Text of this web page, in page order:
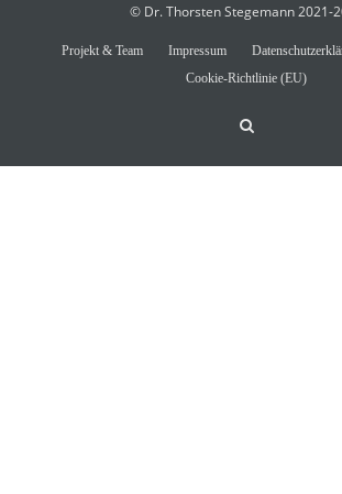
© Dr. Thorsten Stegemann 2021-
Projekt & Team Impressum
Cookie-Richtlinie (EU)